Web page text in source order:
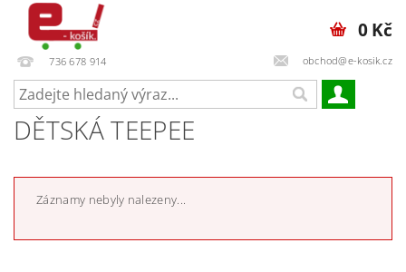
736 678 914 obchod@e-kosik.cz
0 Kč
DĚTSKÁ TEEPEE
Záznamy nebyly nalezeny...